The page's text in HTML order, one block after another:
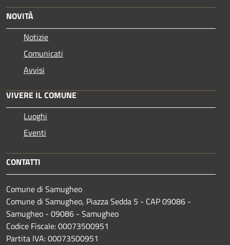
NOVITÀ
Notizie
Comunicati
Avvisi
VIVERE IL COMUNE
Luoghi
Eventi
CONTATTI
Comune di Samugheo
Comune di Samugheo, Piazza Sedda 5 - CAP 09086 -
Samugheo - 09086 - Samugheo
Codice Fiscale: 00073500951
Partita IVA: 00073500951